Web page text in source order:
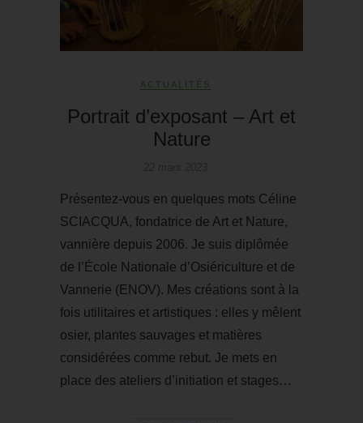
ACTUALITÉS
Portrait d’exposant – Art et
Nature
Présentez-vous en quelques mots Céline
SCIACQUA, fondatrice de Art et Nature,
vannière depuis 2006. Je suis diplômée
de l’École Nationale d’Osiériculture et de
Vannerie (ENOV). Mes créations sont à la
fois utilitaires et artistiques : elles y mêlent
osier, plantes sauvages et matières
considérées comme rebut. Je mets en
place des ateliers d’initiation et stages…